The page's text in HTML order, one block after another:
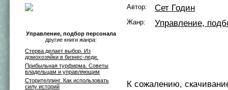
Управление, подбор персонала
другие книги жанра:
Стерва делает выбор. Из
домохозяйки в бизнес-леди.
Прибыльная турфирма. Советы
владельцам и управляющим
Сторителлинг. Как использовать
силу историй
Автор: Сет Годин
Жанр: Управление,
К сожалению,